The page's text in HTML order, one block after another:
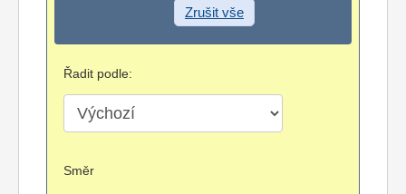
Zrušit vše
Řadit podle:
Směr